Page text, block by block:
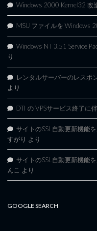
Windows 2000 Kernel32 改
MSU ファイルを Windows
Windows NT 3.51 Service
り
レンタルサーバーのレスポ
より
DTI の VPSサービス終了に
サイトのSSL自動更新機能
すがり より
サイトのSSL自動更新機能
んこ より
GOOGLE SEARCH